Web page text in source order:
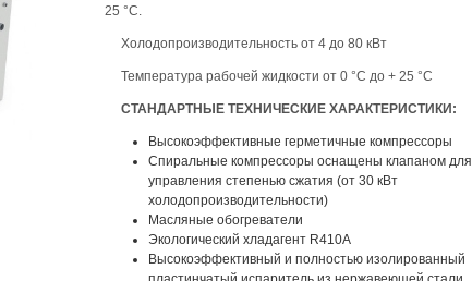
25 °C.
Холодопроизводительность от 4 до 80 кВт
Температура рабочей жидкости от 0 °C до + 25 °C
СТАНДАРТНЫЕ ТЕХНИЧЕСКИЕ ХАРАКТЕРИСТИКИ:
Высокоэффективные герметичные компрессоры
Спиральные компрессоры оснащены клапаном для
управления степенью сжатия (от 30 кВт
холодопроизводительности)
Масляные обогреватели
Экологический хладагент R410A
Высокоэффективный и полностью изолированный